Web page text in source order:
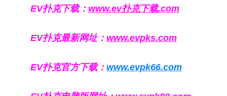
EV扑克下载： www.ev扑克下载.com
EV扑克最新网址： www.evpks.com
EV扑克官方下载： www.evpk66.com